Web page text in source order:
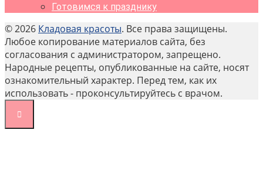
Готовимся к празднику
© 2026 Кладовая красоты. Все права защищены.
Любое копирование материалов сайта, без
согласования с администратором, запрещено.
Народные рецепты, опубликованные на сайте, носят
ознакомительный характер. Перед тем, как их
использовать - проконсультируйтесь с врачом.